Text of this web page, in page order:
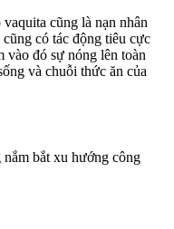
cũng là nạn nhân
có tác động tiêu cực
vào đó sự nóng lên toàn
và chuỗi thức ăn của
bắt xu hướng công